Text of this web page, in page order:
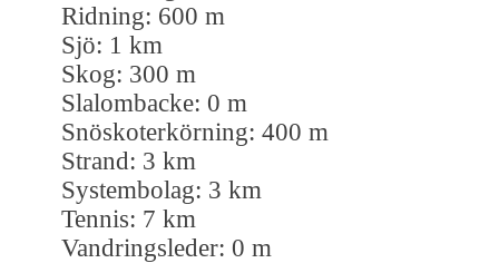
Ridning: 600 m
Sjö: 1 km
Skog: 300 m
Slalombacke: 0 m
Snöskoterkörning: 400 m
Strand: 3 km
Systembolag: 3 km
Tennis: 7 km
Vandringsleder: 0 m